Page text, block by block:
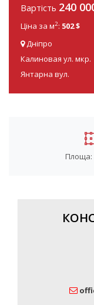
Вартість 240
Ціна за м2: 502 $
Дніпро
Калиновая ул. мкр.
Янтарна вул.
Площа: